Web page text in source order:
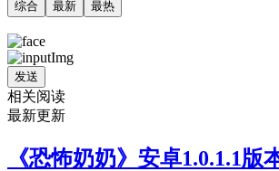
综合 最新 最热
发送
相关阅读
最新更新
《恐怖奶奶》安卓1.0.1.1